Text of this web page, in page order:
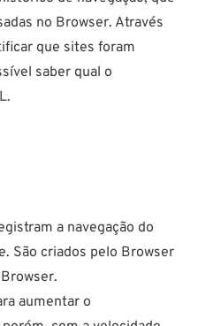
no Browser. Através
que sites foram
saber qual o
a navegação do
São criados pelo Browser
Browser.
aumentar o